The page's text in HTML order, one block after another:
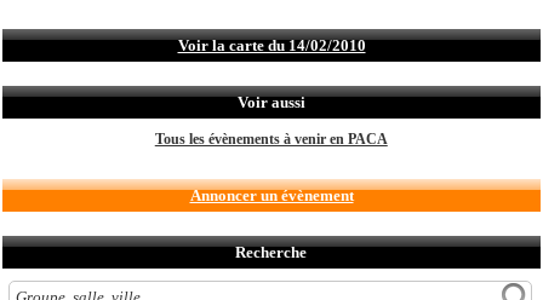
Voir la carte du 14/02/2010
Voir aussi
Tous les évènements à venir en PACA
Annoncer un évènement
Recherche